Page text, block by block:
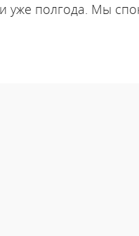
уже полгода. Мы